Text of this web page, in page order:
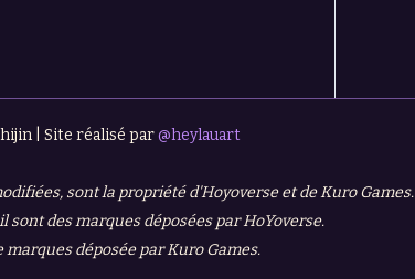
| Site réalisé par@heylauart
sont la propriété d'Hoyoverse et de Kuro Games.
des marques déposées par HoYoverse.
déposée par Kuro Games.